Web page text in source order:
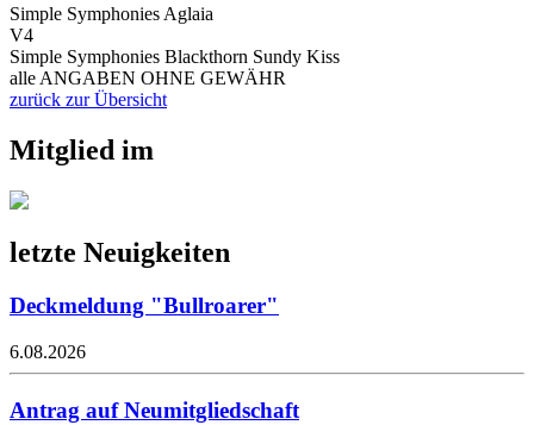
Simple Symphonies Aglaia
V4
Simple Symphonies Blackthorn Sundy Kiss
alle ANGABEN OHNE GEWÄHR
zurück zur Übersicht
Mitglied im
letzte Neuigkeiten
Deckmeldung "Bullroarer"
6.08.2026
Antrag auf Neumitgliedschaft